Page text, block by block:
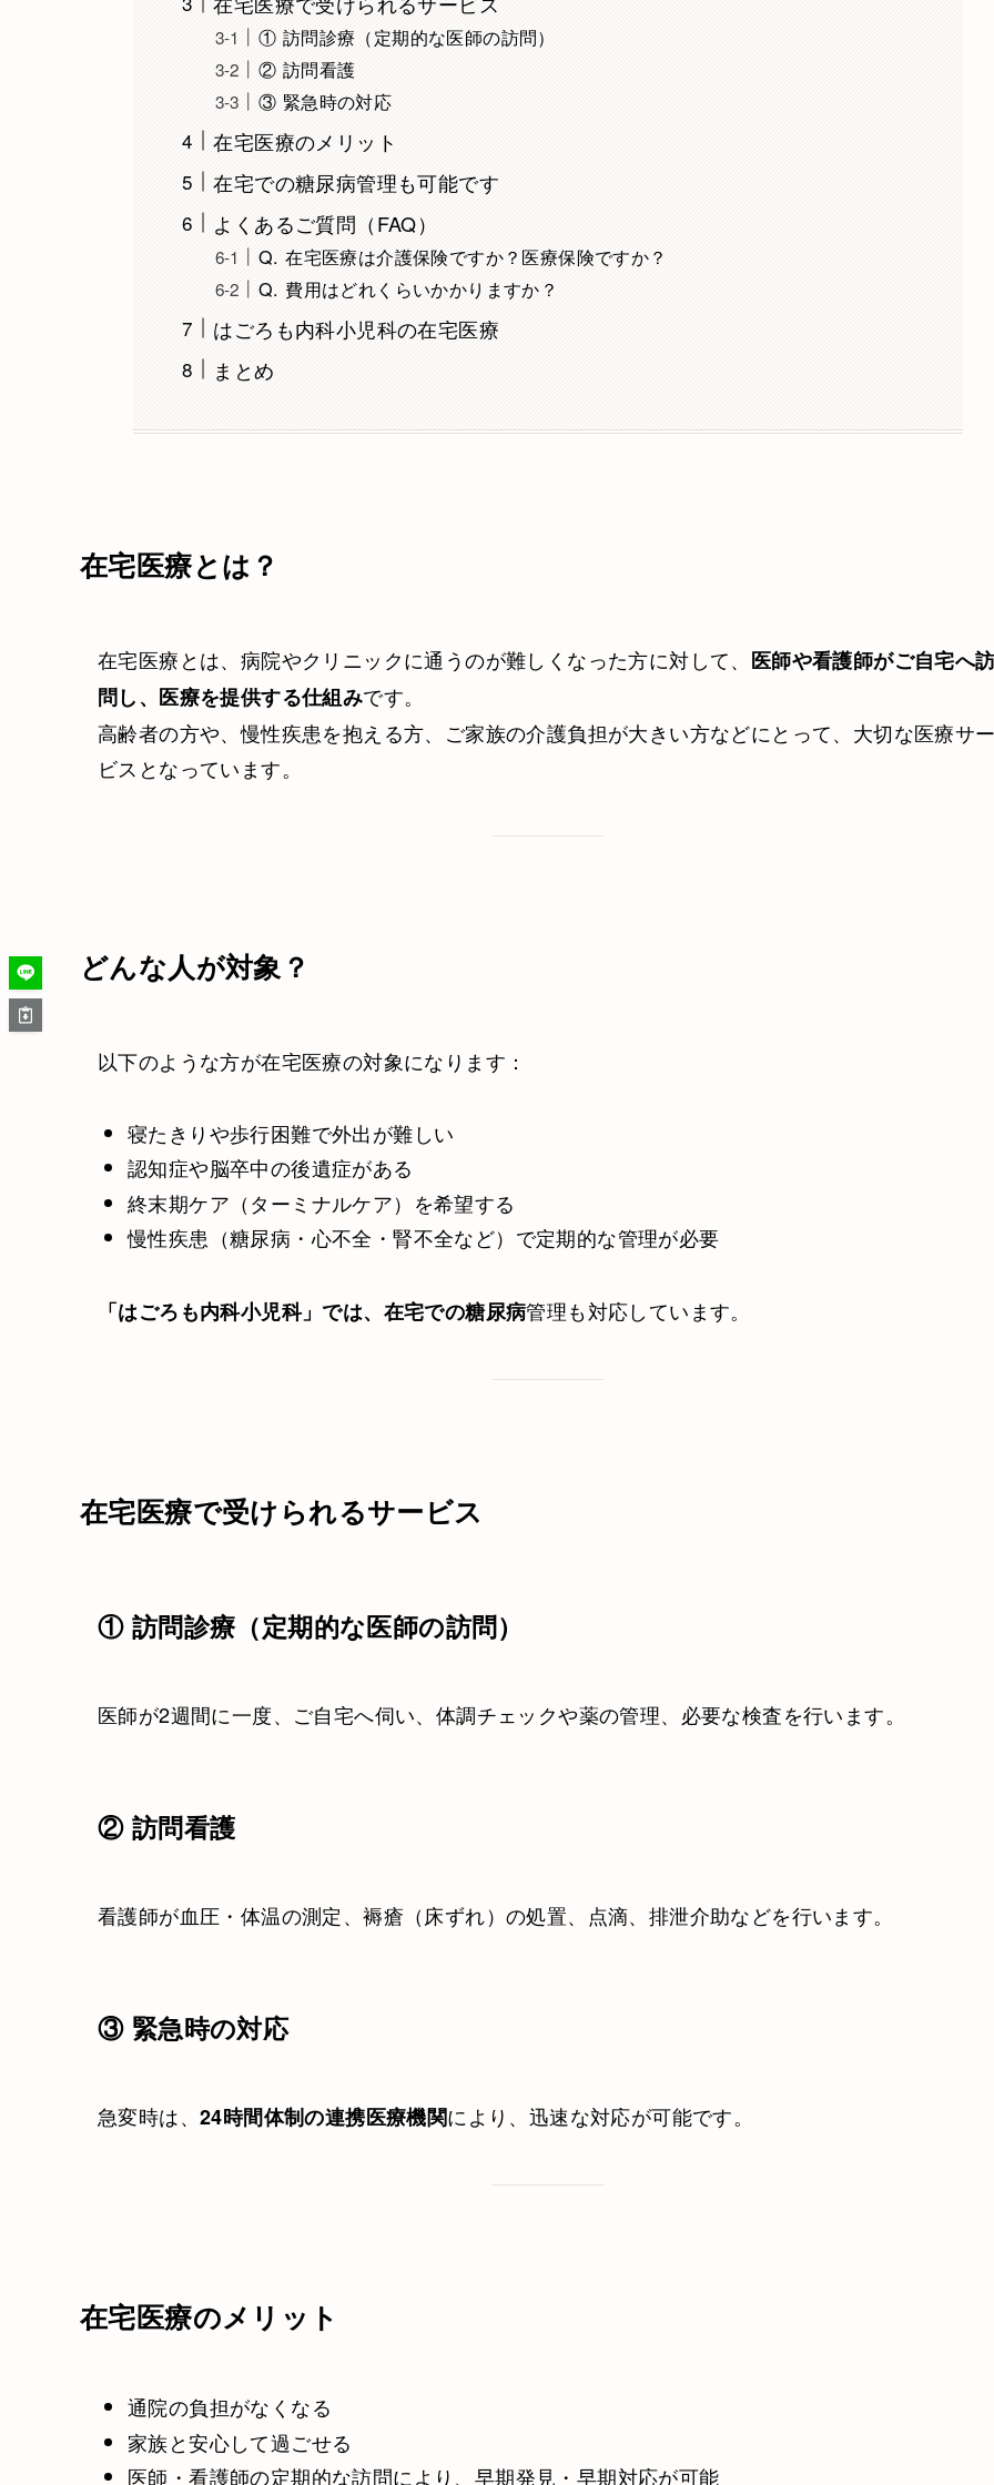
① 訪問診療（定期的な医師の訪問）
② 訪問看護
③ 緊急時の対応
在宅医療のメリット
在宅での糖尿病管理も可能です
よくあるご質問（FAQ）
Q. 在宅医療は介護保険ですか？医療保険ですか？
Q. 費用はどれくらいかかりますか？
はごろも内科小児科の在宅医療
まとめ
在宅医療とは？
在宅医療とは、病院やクリニックに通うのが難しくなった方に対して、 医師や看護師がご自宅へ
問し、医療を提供する仕組みです。
高齢者の方や、慢性疾患を抱える方、ご家族の介護負担が大きい方などにとって、大切な医療サー
ビスとなっています。
どんな人が対象？
以下のような方が在宅医療の対象になります：
寝たきりや歩行困難で外出が難しい
認知症や脳卒中の後遺症がある
終末期ケア（ターミナルケア）を希望する
慢性疾患（糖尿病・心不全・腎不全など）で定期的な管理が必要
「はごろも内科小児科」では、在宅での糖尿病管理も対応しています。
在宅医療で受けられるサービス
① 訪問診療（定期的な医師の訪問）
医師が2週間に一度、ご自宅へ伺い、体調チェックや薬の管理、必要な検査を行います。
② 訪問看護
看護師が血圧・体温の測定、褥瘡（床ずれ）の処置、点滴、排泄介助などを行います。
③ 緊急時の対応
急変時は、 24時間体制の連携医療機関により、迅速な対応が可能です。
在宅医療のメリット
通院の負担がなくなる
家族と安心して過ごせる
医師・看護師の定期的な訪問により、早期発見・早期対応が可能